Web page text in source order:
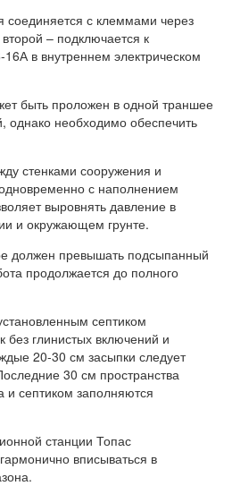
соединяется с клеммами через
– подключается к
в внутреннем электрическом
быть проложен в одной траншее
однако необходимо обеспечить
стенками сооружения и
с наполнением
выровнять давление в
и окружающем грунте.
должен превышать подсыпанный
продолжается до полного
септиком
без глинистых включений и
20-30 см засыпки следует
30 см пространства
и септиком заполняются
станции Топас
вписываться в